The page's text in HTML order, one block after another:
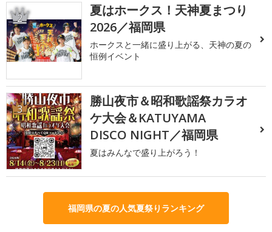
2
夏はホークス！天神夏まつり
2026／福岡県
ホークスと一緒に盛り上がる、天神の夏の
恒例イベント
3
勝山夜市＆昭和歌謡祭カラオ
ケ大会＆KATUYAMA
DISCO NIGHT／福岡県
夏はみんなで盛り上がろう！
福岡県の夏の人気夏祭りランキング